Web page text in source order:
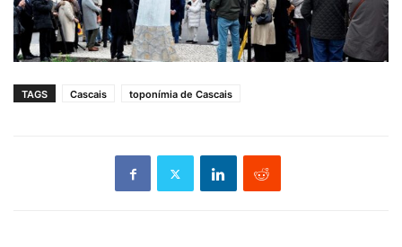
TAGS Cascais toponímia de Cascais